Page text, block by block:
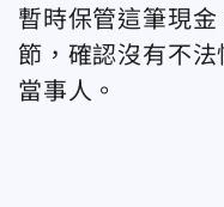
暫時保管這筆現
節，確認沒有不
當事人。